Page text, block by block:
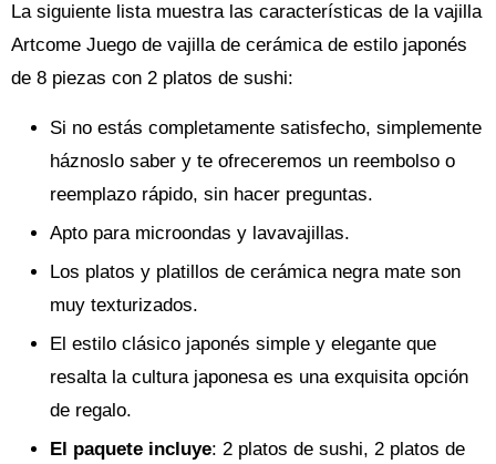
La siguiente lista muestra las características de la vajilla
Artcome Juego de vajilla de cerámica de estilo japonés
de 8 piezas con 2 platos de sushi:
Si no estás completamente satisfecho, simplemente
háznoslo saber y te ofreceremos un reembolso o
reemplazo rápido, sin hacer preguntas.
Apto para microondas y lavavajillas.
Los platos y platillos de cerámica negra mate son
muy texturizados.
El estilo clásico japonés simple y elegante que
resalta la cultura japonesa es una exquisita opción
de regalo.
El paquete incluye: 2 platos de sushi, 2 platos de